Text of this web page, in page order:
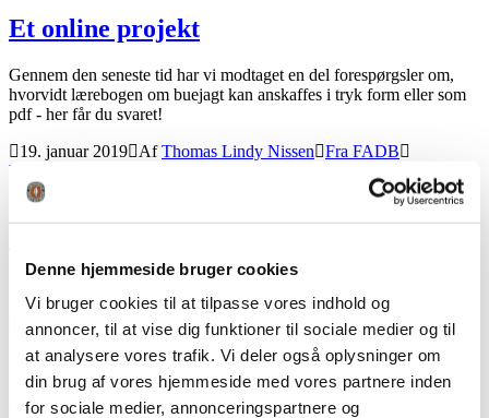
Denne hjemmeside bruger cookies
Vi bruger cookies til at tilpasse vores indhold og
annoncer, til at vise dig funktioner til sociale medier og til
at analysere vores trafik. Vi deler også oplysninger om
din brug af vores hjemmeside med vores partnere inden
for sociale medier, annonceringspartnere og
Et online projekt
Gennem den seneste tid har vi modtaget en del forespørgsler om,
hvorvidt lærebogen om buejagt kan anskaffes i tryk form eller som
pdf - her får du svaret!
19. januar 2019
AfThomas Lindy Nissen
Fra FADB
buejagttegnskursus
I denne moderne tid, hvor uanede mængder af information kan
findes online, søsatte FADBs bestyrelse for et par år siden et projekt,
der skulle ende ud i en online, gratis lærebog om buejagt – nu er den
27. november 2018
AfThomas Lindy Nissen
Fra FADB
buejagttegnskursus , Læs mere...